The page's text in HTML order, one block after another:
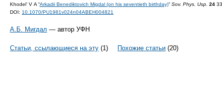
Khodel’ V A “Arkadii Benediktovich Migdal (on his seventieth birthday)” Sov. Phys. Usp. 24
DOI: 10.1070/PU1981v024n04ABEH004821
А.Б. Мигдал — автор УФН
Статьи, ссылающиеся на эту (1) Похожие статьи (20)